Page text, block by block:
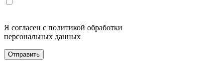
Я согласен с политикой обработки
персональных данных
Отправить